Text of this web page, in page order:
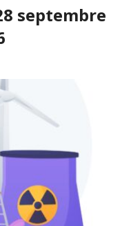
septembre